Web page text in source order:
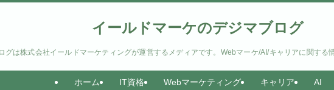
イールドマーケのデジマブログ
グは株式会社イールドマーケティングが運営するメディアです。Webマーケ/AI/キャリアに関する
ホーム IT資格 Webマーケティング キャリア AI